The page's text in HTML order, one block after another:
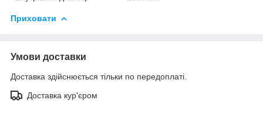
Приховати
Умови доставки
Доставка здійснюється тільки по передоплаті.
Доставка кур'єром